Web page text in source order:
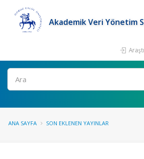
Akademik Veri Yönetim
Ara
ANA SAYFA SON EKLENEN YAYINLAR